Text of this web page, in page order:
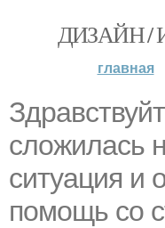
ДИЗАЙН /
главная
сложилась
ситуация и
помощь со